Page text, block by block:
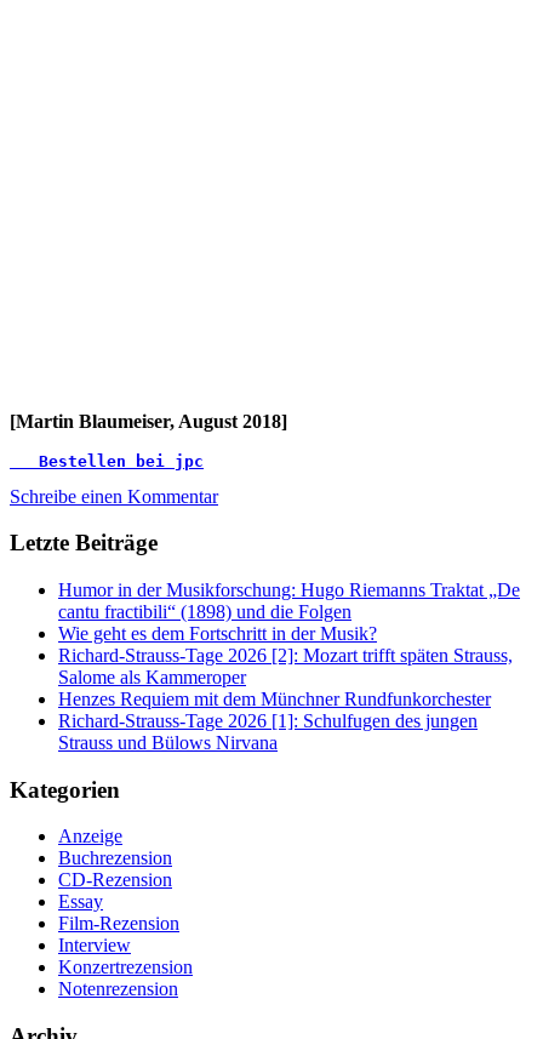
[Martin Blaumeiser, August 2018]
Bestellen bei jpc
Schreibe einen Kommentar
Letzte Beiträge
Humor in der Musikforschung: Hugo Riemanns Traktat „De
cantu fractibili“ (1898) und die Folgen
Wie geht es dem Fortschritt in der Musik?
Richard-Strauss-Tage 2026 [2]: Mozart trifft späten Strauss,
Salome als Kammeroper
Henzes Requiem mit dem Münchner Rundfunkorchester
Richard-Strauss-Tage 2026 [1]: Schulfugen des jungen
Strauss und Bülows Nirvana
Kategorien
Anzeige
Buchrezension
CD-Rezension
Essay
Film-Rezension
Interview
Konzertrezension
Notenrezension